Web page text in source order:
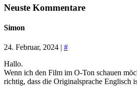
Neuste Kommentare
Simon
24. Februar, 2024 | #
Hallo.
Wenn ich den Film im O-Ton schauen
richtig, dass die Originalsprache Englisch